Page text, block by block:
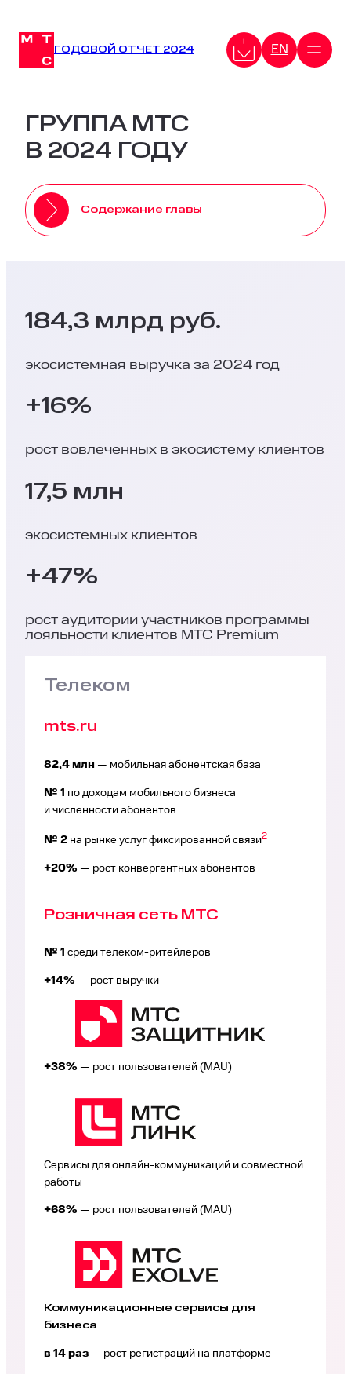
содержимомуГОДОВОЙ ОТЧЕТ 2024 EN
ГРУППА МТС
В 2024 ГОДУ
Содержание главы
184,3 млрд руб.
экосистемная выручка за 2024 год
+16%
рост вовлеченных в экосистему клиентов
17,5 млн
экосистемных клиентов
+47%
рост аудитории участников программы
лояльности клиентов МТС Premium
Телеком
mts.ru
82,4 млн — мобильная абонентская база
№ 1 по доходам мобильного бизнеса
и численности абонентов
№ 2 на рынке услуг фиксированной связи2
+20% — рост конвергентных абонентов
Розничная сеть МТС
№ 1 среди телеком-ритейлеров
+14% — рост выручки
+38% — рост пользователей (MAU)
Сервисы для онлайн-коммуникаций и совместной
работы
+68% — рост пользователей (MAU)
Коммуникационные сервисы для
бизнеса
в 14 раз — рост регистраций на платформе